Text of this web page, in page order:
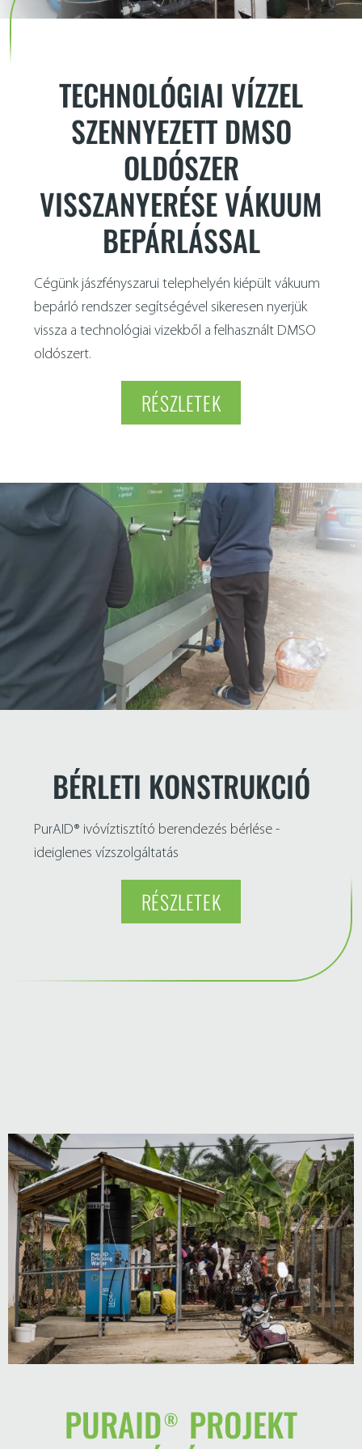
fémtechnológia hírek
referenciák
kapcsolat
english
TECHNOLÓGIAI VÍZZEL
SZENNYEZETT DMSO
OLDÓSZER
VISSZANYERÉSE VÁKUUM
BEPÁRLÁSSAL
Cégünk jászfényszarui telephelyén kiépült vákuum
bepárló rendszer segítségével sikeresen nyerjük
vissza a technológiai vizekből a felhasznált DMSO
oldószert.
RÉSZLETEK
BÉRLETI KONSTRUKCIÓ
PurAID® ivóvíztisztító berendezés bérlése -
ideiglenes vízszolgáltatás
RÉSZLETEK
PURAID® PROJEKT